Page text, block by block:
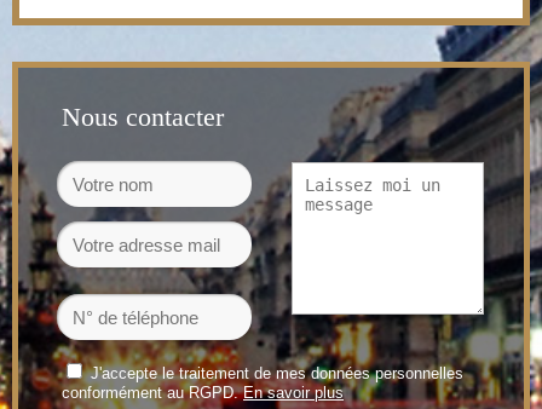
Nous contacter
J'accepte le traitement de mes données personnelles
conformément au RGPD. En savoir plus